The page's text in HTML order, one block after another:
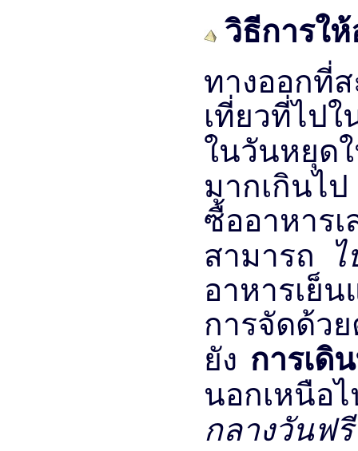
วิธีการใ
ทางออกที่
เที่ยวที่ไ​​ป
ในวันหยุด
มากเกินไป
ซื้ออาหาร
สามารถ
อาหารเ
การจัดด้ว
ยัง การเดิ
นอกเหนื
กลางวันฟ